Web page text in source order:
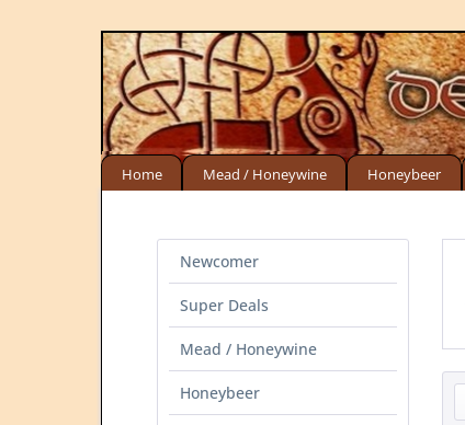
Home Mead / Honeywine Honeybeer
Newcomer
Super Deals
Mead / Honeywine
Honeybeer